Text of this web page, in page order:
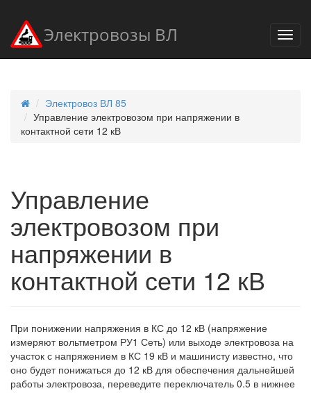
Электровозы ВЛ
Электровоз ВЛ 85
Управление электровозом при напряжении в
контактной сети 12 кВ
Управление
электровозом при
напряжении в
контактной сети 12 кВ
При понижении напряжения в КС до 12 кВ (напряжение
измеряют вольтметром РУ1 Сеть) или выходе электровоза на
участок с напряжением в КС 19 кВ и машинисту известно, что
оно будет понижаться до 12 кВ для обеспечения дальнейшей
работы электровоза, переведите переключатель 0.5 в нижнее